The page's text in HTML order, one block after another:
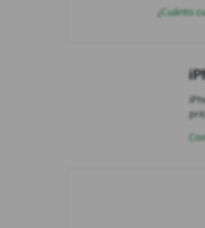
¿Cuánto